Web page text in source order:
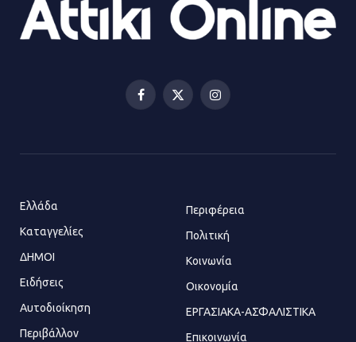
23.07.2026 | 14:58
Πολυχώρο ΙΡΙΣ
21.07.2026 | 14:01
Πώς έγινε η επίθεση στους δύο
«Φρένο» στα ηλεκτρικά πατίνια:
Τέλος η οδήγησή τους από
Facebook
X
Instagram
Ελλάδα
Καταγγελίες
ΔΗΜΟΙ
Ειδήσεις
Αυτοδιοίκηση
Περιβάλλον
Περιφέρεια
Πολιτική
Κοινωνία
Οικονομία
ΕΡΓΑΣΙΑΚΑ-ΑΣΦΑΛΙΣΤΙΚΑ
Επικοινωνία